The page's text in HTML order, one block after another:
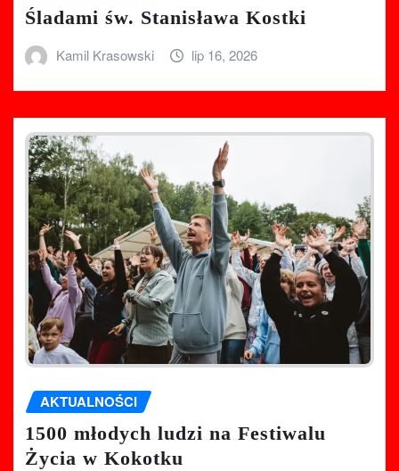
Śladami św. Stanisława Kostki
Kamil Krasowski lip 16, 2026
AKTUALNOŚCI
1500 młodych ludzi na Festiwalu
Życia w Kokotku